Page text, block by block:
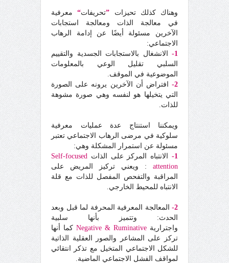
وهناك كذلك تحيزات ”تحريفات“معرفية
في معالجة الذات ومعالجة استجابات
الآخرين مسئولة أيضًا عن إدامة الرهاب
الاجتماعي:
1-
الانشغال بالاستجابات الجسدية والتقييم
السلبي تقليل الوعي بالمعلومات
الموضوعية في الموقف.
2-
افتراض أن الآخرين يرونه على الصورة
التي يتخيلها هو لنفسه وهي صورة مشوهة
للذات.
ويمكننا استنتاج عدة عمليات معرفية
سلوكية في مرضى الرهاب الاجتماعي تعتبر
مسئولة عن استمرار المشكلة وهي:
1-
الانتباه المركز على الذات Self-focused
attention : ويعني تركيز المريض على
المراقبة والتفحص المفصل للذات مع قلة
الانتباه للمحيط الخارجي.
2-
المعالجة المعرفية المحرفة لما قبل وبعد
الحدث: وتتميز بأنها سلبية
واجترارية Negative & Ruminative كما أنها
تركز على المشاعر والصور العقلية الذاتية
للشكل الاجتماعي المتخيل مع تذكر انتقائي
لمواقف الفشل الاجتماعي الماضية.